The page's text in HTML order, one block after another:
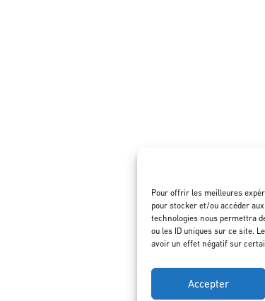
Pour offrir les meilleures
pour stocker et/ou accéder
technologies nous permettra
ou les ID uniques sur ce site.
avoir un effet négatif sur
Accepter